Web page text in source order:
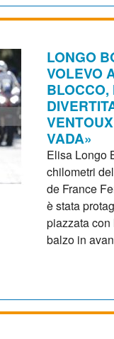
LONGO
VOLEVO
BLOCCO,
VADA»
Elisa Longo
chilometri
de France
è stata
piazzata
balzo in